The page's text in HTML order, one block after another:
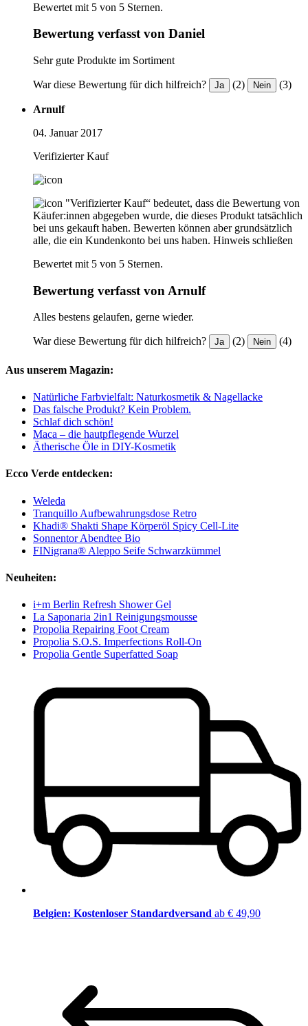
Bewertet mit 5 von 5 Sternen.
Bewertung verfasst von Daniel
Sehr gute Produkte im Sortiment
War diese Bewertung für dich hilfreich? Ja (2) Nein (3)
Arnulf
04. Januar 2017
Verifizierter Kauf
"Verifizierter Kauf“ bedeutet, dass die Bewertung von
Käufer:innen abgegeben wurde, die dieses Produkt tatsächlich
bei uns gekauft haben. Bewerten können aber grundsätzlich
alle, die ein Kundenkonto bei uns haben. Hinweis schließen
Bewertet mit 5 von 5 Sternen.
Bewertung verfasst von Arnulf
Alles bestens gelaufen, gerne wieder.
War diese Bewertung für dich hilfreich? Ja (2) Nein (4)
Aus unserem Magazin:
Natürliche Farbvielfalt: Naturkosmetik & Nagellacke
Das falsche Produkt? Kein Problem.
Schlaf dich schön!
Maca – die hautpflegende Wurzel
Ätherische Öle in DIY-Kosmetik
Ecco Verde entdecken:
Weleda
Tranquillo Aufbewahrungsdose Retro
Khadi® Shakti Shape Körperöl Spicy Cell-Lite
Sonnentor Abendtee Bio
FINigrana® Aleppo Seife Schwarzkümmel
Neuheiten:
i+m Berlin Refresh Shower Gel
La Saponaria 2in1 Reinigungsmousse
Propolia Repairing Foot Cream
Propolia S.O.S. Imperfections Roll-On
Propolia Gentle Superfatted Soap
Belgien: Kostenloser Standardversand ab € 49,90